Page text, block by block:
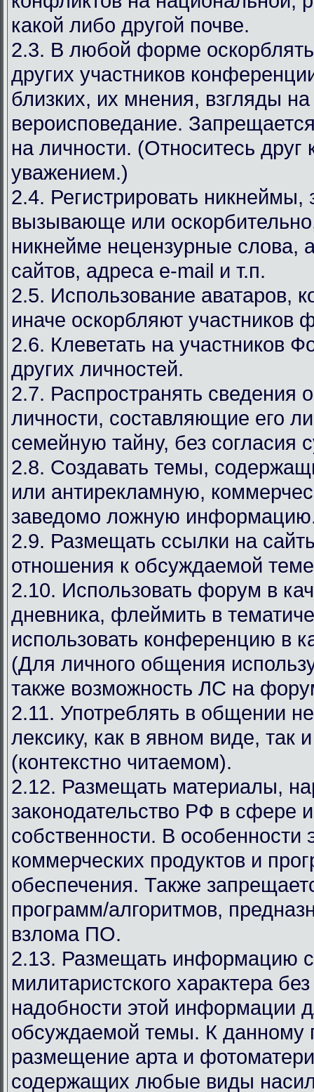
какой либо другой почве.
2.3. В любой форме
других участников
близких, их мнения, взгляды
вероисповедание.
на личности. (Относитесь друг
уважением.)
2.4. Регистрировать никнеймы,
вызывающе или
никнейме нецензурные слова,
сайтов, адреса e-mail и т.п.
2.5. Использование аватаров,
иначе оскорбляют участников
2.6. Клеветать на участников
других личностей.
2.7. Распространять сведения
личности, составляющие его
семейную тайну, без согласия
2.8. Создавать темы,
или антирекламную,
заведомо ложную
2.9. Размещать ссылки на
отношения к обсуждаемой
2.10. Использовать форум в
дневника, флеймить в
использовать конференцию в
(Для личного общения
также возможность ЛС на
2.11. Употреблять в общении
лексику, как в явном виде, так
(контекстно читаемом).
2.12. Размещать материалы,
законодательство РФ в сфере
собственности. В особенности
коммерческих продуктов и
обеспечения. Также
программ/алгоритмов,
взлома ПО.
2.13. Размещать информацию
милитаристского характера
надобности этой информации
обсуждаемой темы. К данному
размещение арта и
содержащих любые виды